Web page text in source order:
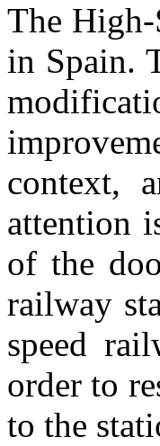
The High-
in Spain.
context,
attention
of the
railway
speed
order to
to the